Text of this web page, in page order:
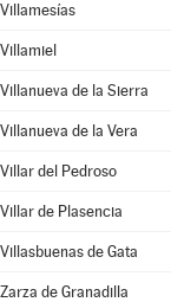
Villamesías
Villamiel
Villanueva de la Sierra
Villanueva de la Vera
Villar del Pedroso
Villar de Plasencia
Villasbuenas de Gata
Zarza de Granadilla